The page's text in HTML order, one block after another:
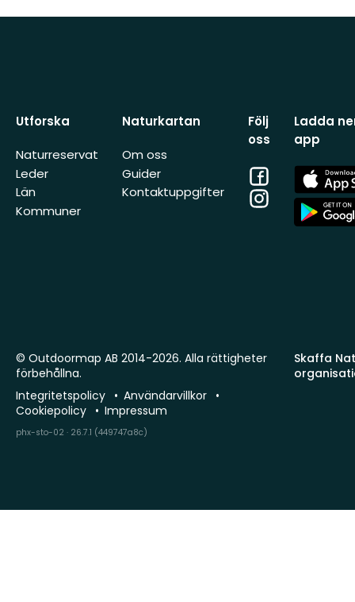
Utforska
Naturreservat
Leder
Län
Kommuner
Naturkartan
Om oss
Guider
Kontaktuppgifter
Följ
oss
Facebook
Instagram
Ladda
app
App
Store
App
Store
Skaffa
© Outdoormap AB 2014-2026. Alla rättigheter
förbehållna.
Integritetspolicy
Användarvillkor
Cookiepolicy
Impressum
phx-sto-02 · 26.7.1 (449747a8c)